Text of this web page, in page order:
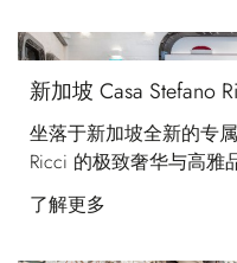
新加坡 Casa Stefano
坐落于新加坡全新的专
Ricci 的极致奢华与高雅
了解更多